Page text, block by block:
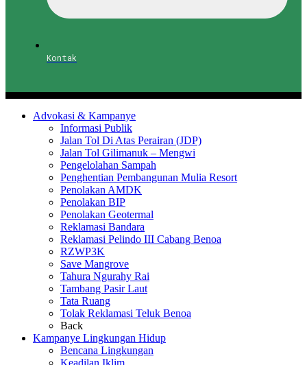
Kontak
Advokasi & Kampanye
Informasi Publik
Jalan Tol Di Atas Perairan (JDP)
Jalan Tol Gilimanuk – Mengwi
Pengelolahan Sampah
Penghentian Pembangunan Mulia Resort
Penolakan AMDK
Penolakan BIP
Penolakan Geotermal
Reklamasi Bandara
Reklamasi Pelindo III Cabang Benoa
RZWP3K
Save Mangrove
Tahura Ngurahy Rai
Tambang Pasir Laut
Tata Ruang
Tolak Reklamasi Teluk Benoa
Back
Kampanye Lingkungan Hidup
Bencana Lingkungan
Keadilan Iklim